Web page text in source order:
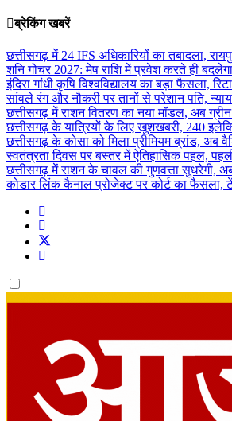
ब्रेकिंग खबरें
छत्तीसगढ़ में 24 IFS अधिकारियों का तबादला,
शनि गोचर 2027: मेष राशि में प्रवेश करते ही
इंदिरा गांधी कृषि विश्वविद्यालय का बड़ा फैसला,
सांवले रंग और नौकरी पर तानों से परेशान पति,
छत्तीसगढ़ में राशन वितरण का नया मॉडल, अब
छत्तीसगढ़ के यात्रियों के लिए खुशखबरी, 240
छत्तीसगढ़ के कोसा को मिला प्रीमियम ब्रांड, अब
स्वतंत्रता दिवस पर बस्तर में ऐतिहासिक पहल,
छत्तीसगढ़ में राशन के चावल की गुणवत्ता सुधरेगी,
कोडार लिंक कैनाल प्रोजेक्ट पर कोर्ट का फैसला,
Dark
mode